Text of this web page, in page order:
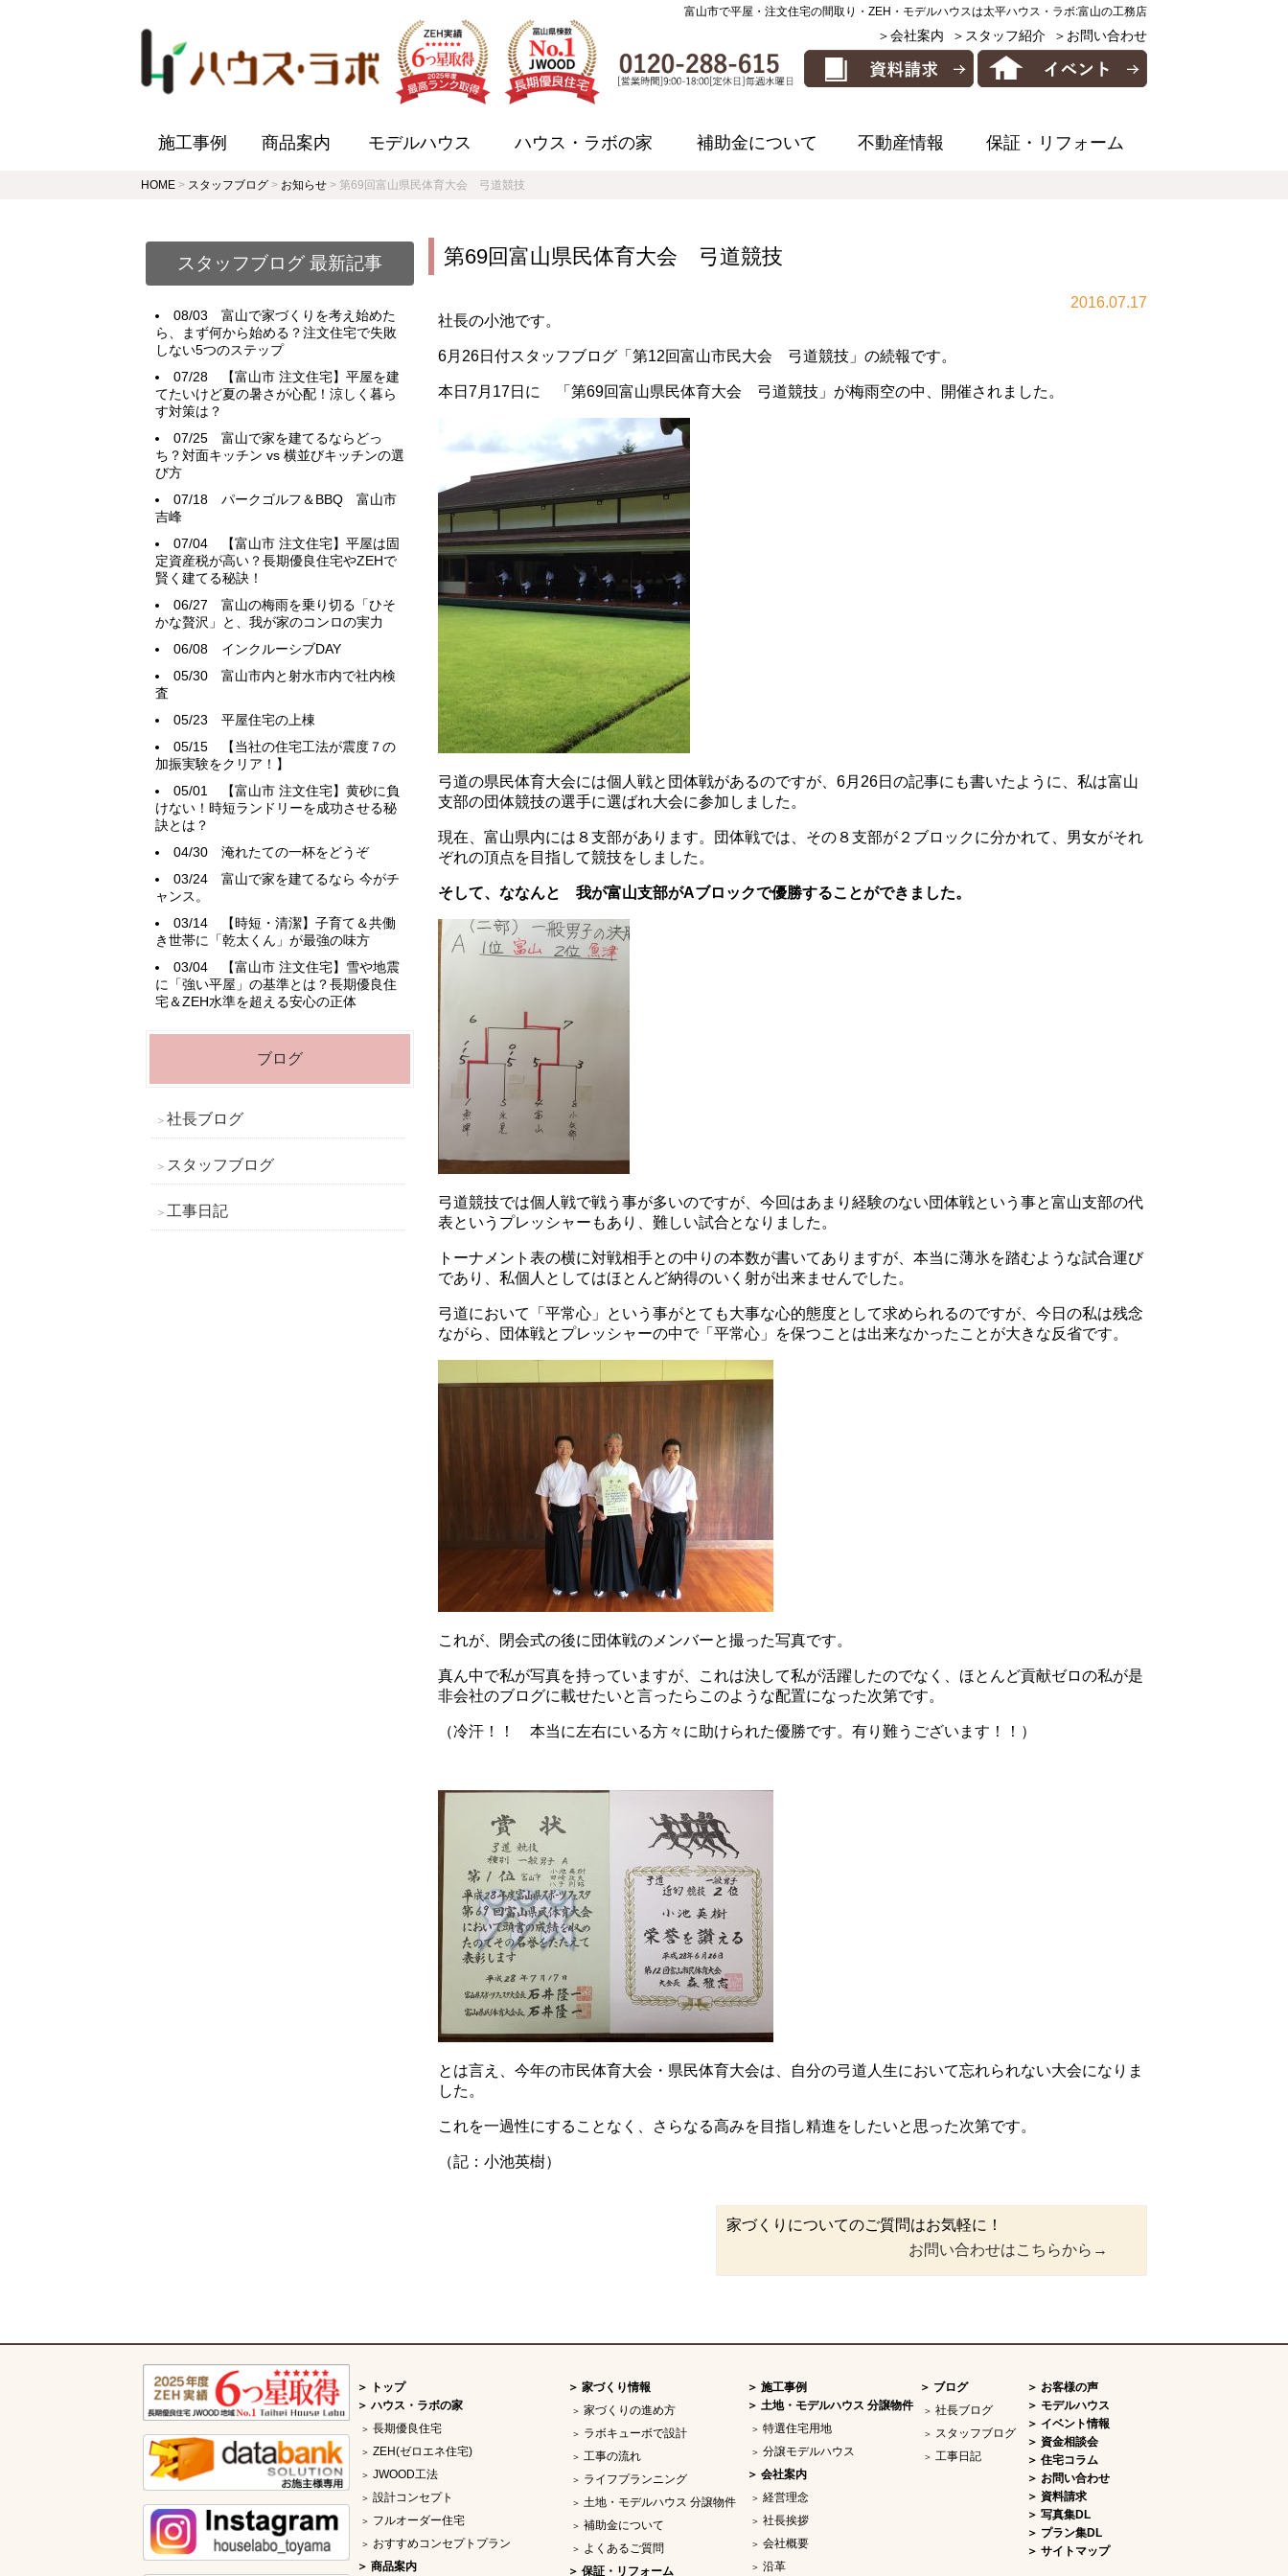
富山市で平屋・注文住宅の間取り・ZEH・モデルハウスは太平ハウス・ラボ:富山の工務店
＞会社案内 ＞スタッフ紹介 ＞お問い合わせ
施工事例 商品案内 モデルハウス ハウス・ラボの家 補助金について 不動産情報 保証・リフォーム
HOME > スタッフブログ > お知らせ > 第69回富山県民体育大会 弓道競技
第69回富山県民体育大会 弓道競技
2016.07.17
社長の小池です。
6月26日付スタッフブログ「第12回富山市民大会 弓道競技」の続報です。
本日7月17日に 「第69回富山県民体育大会 弓道競技」が梅雨空の中、開催されました。
弓道の県民体育大会には個人戦と団体戦があるのですが、6月26日の記事にも書いたように、私は富山
支部の団体競技の選手に選ばれ大会に参加しました。
現在、富山県内には８支部があります。団体戦では、その８支部が２ブロックに分かれて、男女がそれ
ぞれの頂点を目指して競技をしました。
そして、ななんと 我が富山支部がAブロックで優勝することができました。
弓道競技では個人戦で戦う事が多いのですが、今回はあまり経験のない団体戦という事と富山支部の代
表というプレッシャーもあり、難しい試合となりました。
トーナメント表の横に対戦相手との中りの本数が書いてありますが、本当に薄氷を踏むような試合運び
であり、私個人としてはほとんど納得のいく射が出来ませんでした。
弓道において「平常心」という事がとても大事な心的態度として求められるのですが、今日の私は残念
ながら、団体戦とプレッシャーの中で「平常心」を保つことは出来なかったことが大きな反省です。
これが、閉会式の後に団体戦のメンバーと撮った写真です。
真ん中で私が写真を持っていますが、これは決して私が活躍したのでなく、ほとんど貢献ゼロの私が是
非会社のブログに載せたいと言ったらこのような配置になった次第です。
（冷汗！！ 本当に左右にいる方々に助けられた優勝です。有り難うございます！！）
とは言え、今年の市民体育大会・県民体育大会は、自分の弓道人生において忘れられない大会になりま
した。
これを一過性にすることなく、さらなる高みを目指し精進をしたいと思った次第です。
（記：小池英樹）
家づくりについてのご質問はお気軽に！
お問い合わせはこちらから→
スタッフブログ 最新記事
08/03 富山で家づくりを考え始めた
ら、まず何から始める？注文住宅で失敗
しない5つのステップ
07/28
【富山市 注文住宅】平屋を建
てたいけど夏の暑さが心配！涼しく暮ら
す対策は？
07/25 富山で家を建てるならどっ
ち？対面キッチン vs 横並びキッチンの選
び方
07/18 パークゴルフ＆BBQ 富山市
吉峰
07/04
【富山市 注文住宅】平屋は固
定資産税が高い？長期優良住宅やZEHで
賢く建てる秘訣！
06/27 富山の梅雨を乗り切る「ひそ
かな贅沢」と、我が家のコンロの実力
06/08 インクルーシブDAY
05/30 富山市内と射水市内で社内検
査
05/23 平屋住宅の上棟
05/15
【当社の住宅工法が震度７の
加振実験をクリア！】
05/01
【富山市 注文住宅】黄砂に負
けない！時短ランドリーを成功させる秘
訣とは？
04/30 淹れたての一杯をどうぞ
03/24 富山で家を建てるなら 今がチ
ャンス。
03/14
【時短・清潔】子育て＆共働
き世帯に「乾太くん」が最強の味方
03/04
【富山市 注文住宅】雪や地震
に「強い平屋」の基準とは？長期優良住
宅＆ZEH水準を超える安心の正体
ブログ
社長ブログ
スタッフブログ
工事日記
トップ
ハウス・ラボの家
長期優良住宅
ZEH(ゼロエネ住宅)
JWOOD工法
設計コンセプト
フルオーダー住宅
おすすめコンセプトプラン
商品案内
家づくり情報
家づくりの進め方
ラボキューボで設計
工事の流れ
ライフプランニング
土地・モデルハウス 分譲物件
補助金について
よくあるご質問
保証・リフォーム
施工事例
土地・モデルハウス 分譲物件
特選住宅用地
分譲モデルハウス
会社案内
経営理念
社長挨拶
会社概要
沿革
ブログ
社長ブログ
スタッフブログ
工事日記
お客様の声
モデルハウス
イベント情報
資金相談会
住宅コラム
お問い合わせ
資料請求
写真集DL
プラン集DL
サイトマップ